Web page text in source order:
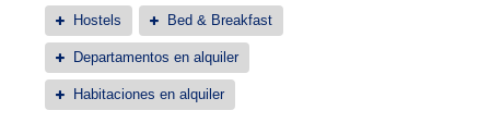
Hostels Bed & Breakfast
Departamentos en alquiler
Habitaciones en alquiler